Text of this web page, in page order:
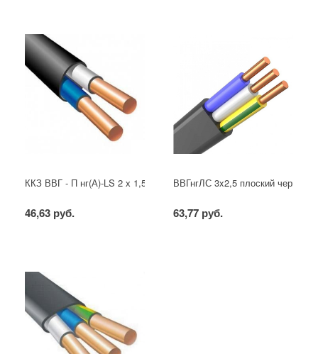
ККЗ ВВГ - П нг(А)-LS 2 х 1,5 ГОСТ
46,63 руб.
ВВГнгЛС 3x2,5 плоский черный
63,77 руб.